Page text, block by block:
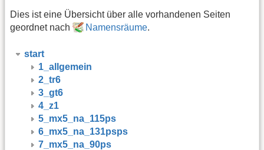
Dies ist eine Übersicht über alle vorhandenen Seiten
geordnet nach
Namensräume.
start
1_allgemein
2_tr6
3_gt6
4_z1
5_mx5_na_115ps
6_mx5_na_131psps
7_mx5_na_90ps